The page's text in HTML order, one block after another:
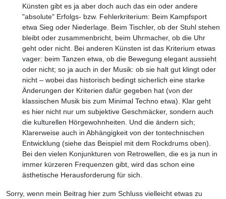
Künsten gibt es ja aber doch auch das ein oder andere
"absolute" Erfolgs- bzw. Fehlerkriterium: Beim Kampfsport
etwa Sieg oder Niederlage. Beim Tischler, ob der Stuhl stehen
bleibt oder zusammenbricht, beim Uhrmacher, ob die Uhr
geht oder nicht. Bei anderen Künsten ist das Kriterium etwas
vager: beim Tanzen etwa, ob die Bewegung elegant aussieht
oder nicht; so ja auch in der Musik: ob sie halt gut klingt oder
nicht – wobei das historisch bedingt sicherlich eine starke
Änderungen der Kriterien dafür gegeben hat (von der
klassischen Musik bis zum Minimal Techno etwa). Klar geht
es hier nicht nur um subjektive Geschmäcker, sondern auch
die kulturellen Hörgewohnheiten. Und die ändern sich;
Klarerweise auch in Abhängigkeit von der tontechnischen
Entwicklung (siehe das Beispiel mit dem Rockdrums oben).
Bei den vielen Konjunkturen von Retrowellen, die es ja nun in
immer kürzeren Frequenzen gibt, wird das schon eine
ästhetische Herausforderung für sich.
Sorry, wenn mein Beitrag hier zum Schluss vielleicht etwas zu